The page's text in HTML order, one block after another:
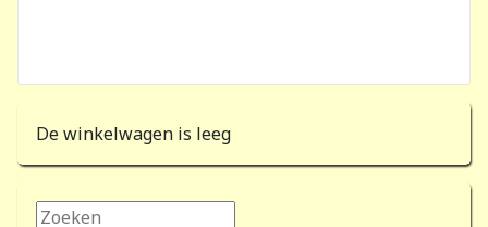
De winkelwagen is leeg
Zoeken...